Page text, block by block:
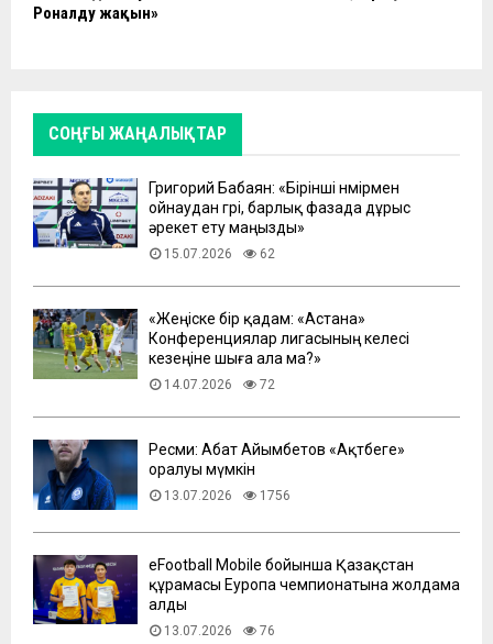
Роналду жақын»
СОҢҒЫ ЖАҢАЛЫҚТАР
Григорий Бабаян: «Бірінші нөмірмен
ойнаудан гөрі, барлық фазада дұрыс
әрекет ету маңызды»
15.07.2026 62
«Жеңіске бір қадам: «Астана»
Конференциялар лигасының келесі
кезеңіне шыға ала ма?»
14.07.2026 72
Ресми: Абат Айымбетов «Ақтөбеге»
оралуы мүмкін
13.07.2026 1756
eFootball Mobile бойынша Қазақстан
құрамасы Еуропа чемпионатына жолдама
алды
13.07.2026 76